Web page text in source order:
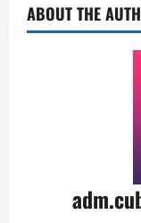
ABOUT THE